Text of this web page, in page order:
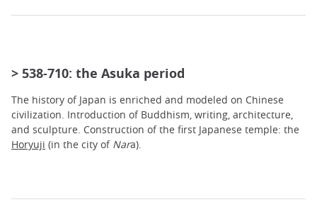
> 538-710: the Asuka period
The history of Japan is enriched and modeled on Chinese
civilization. Introduction of Buddhism, writing, architecture,
and sculpture. Construction of the first Japanese temple: the
Horyuji (in the city of Nara).